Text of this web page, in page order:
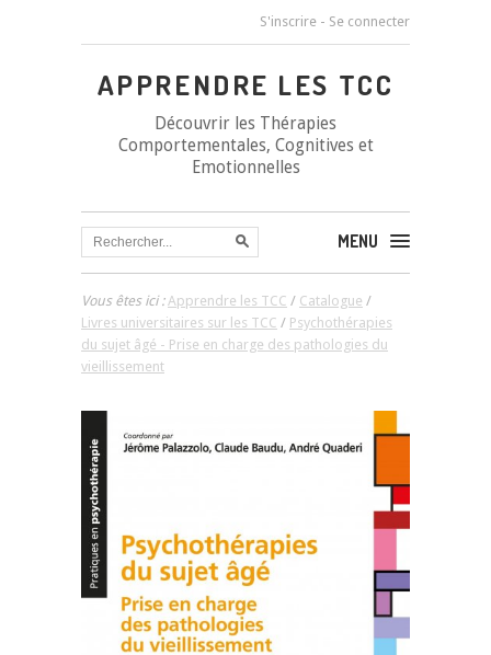
S'inscrire - Se connecter
APPRENDRE LES TCC
Découvrir les Thérapies
Comportementales, Cognitives et
Emotionnelles
MENU
Vous êtes ici :Apprendre les TCC / Catalogue /
Livres universitaires sur les TCC / Psychothérapies
du sujet âgé - Prise en charge des pathologies du
vieillissement